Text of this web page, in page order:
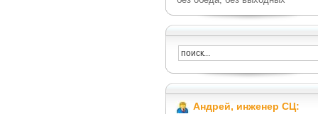
Андрей, инженер СЦ: